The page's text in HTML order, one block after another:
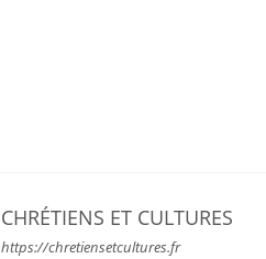
CHRÉTIENS ET CULTURES
https://chretiensetcultures.fr